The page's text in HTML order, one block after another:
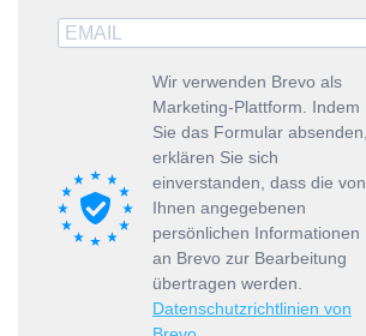
Wir verwenden Brevo als
Marketing-Plattform. Indem
Sie das Formular absenden,
erklären Sie sich
einverstanden, dass die von
Ihnen angegebenen
persönlichen Informationen
an Brevo zur Bearbeitung
übertragen werden.
Datenschutzrichtlinien von